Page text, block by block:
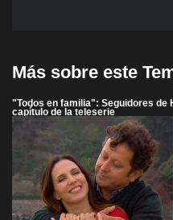
Más sobre este
"Todos en familia": Seguidores
capítulo de la teleserie